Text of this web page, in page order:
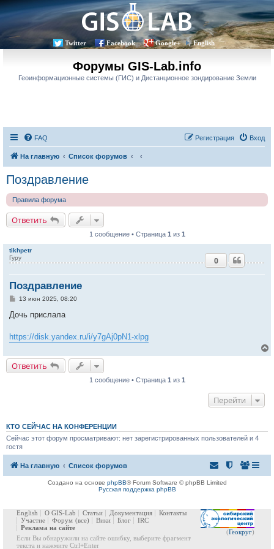
Twitter Facebook Google+ English
Форумы GIS-Lab.info
Геоинформационные системы (ГИС) и Дистанционное зондирование Земли
FAQ Вход
Регистрация
На главную Список форумов
Поздравление
Правила форума
Ответить
1 сообщение • Страница 1 из 1
tikhpetr
Гуру
Поздравление
0
С
о
е
н
е
13 июн 2025, 08:20
Дочь прислала
https://disk.yandex.ru/i/y7gAj0pN1-xlpg
е
у
Ответить
1 сообщение • Страница 1 из 1
Перейти
КТО СЕЙЧАС НА КОНФЕРЕНЦИИ
Сейчас этот форум просматривают: нет зарегистрированных пользователей и 4
гостя
На главную Список форумов
Создано на основе phpBB® Forum Software © phpBB Limited
Русская поддержка phpBB
(Геокруг)
English О GIS-Lab Статьи Документация
Контакты
Участие
Форум (все) Вики Блог
IRC
Реклама на сайте
Если Вы обнаружили на сайте ошибку, выберите фрагмент
текста и нажмите Ctrl+Enter